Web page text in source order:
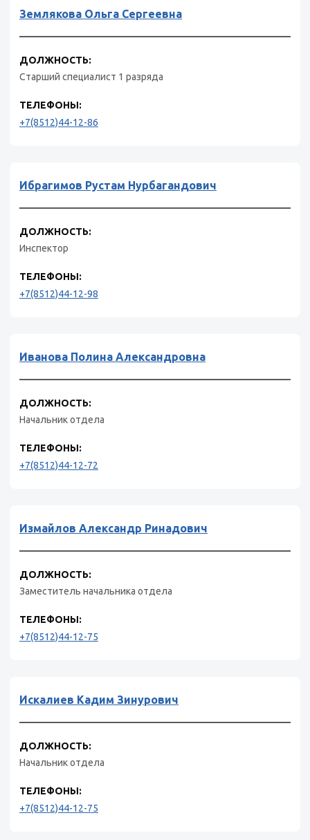
Землякова Ольга Сергеевна
ДОЛЖНОСТЬ:
Старший специалист 1 разряда
ТЕЛЕФОНЫ:
+7(8512)44-12-86
Ибрагимов Рустам Нурбагандович
ДОЛЖНОСТЬ:
Инспектор
ТЕЛЕФОНЫ:
+7(8512)44-12-98
Иванова Полина Александровна
ДОЛЖНОСТЬ:
Начальник отдела
ТЕЛЕФОНЫ:
+7(8512)44-12-72
Измайлов Александр Ринадович
ДОЛЖНОСТЬ:
Заместитель начальника отдела
ТЕЛЕФОНЫ:
+7(8512)44-12-75
Искалиев Кадим Зинурович
ДОЛЖНОСТЬ:
Начальник отдела
ТЕЛЕФОНЫ:
+7(8512)44-12-75